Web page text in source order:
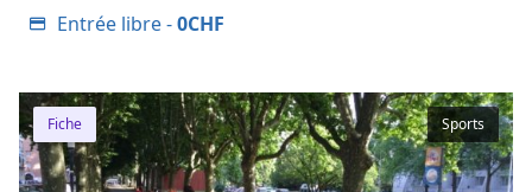
Entrée libre -0CHF
Sports
Fiche